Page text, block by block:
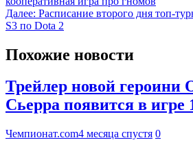
Далее: Расписание второго дня топ-
S3 по Dota 2
Похожие новости
Трейлер новой героини
Сьерра появится в игре
Чемпионат.com4 месяца спустя 0